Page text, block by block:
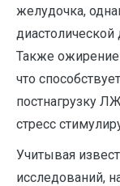
желудочка,
Также ожирение
что
постнагрузку
стресс
Учитывая
исследований,